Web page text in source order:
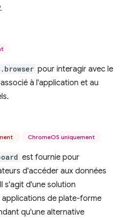
pour interagir avec le
à l'application et au
ChromeOS uniquement
est fournie pour
d'accéder aux données
s'agit d'une solution
de plate-forme
qu'une alternative